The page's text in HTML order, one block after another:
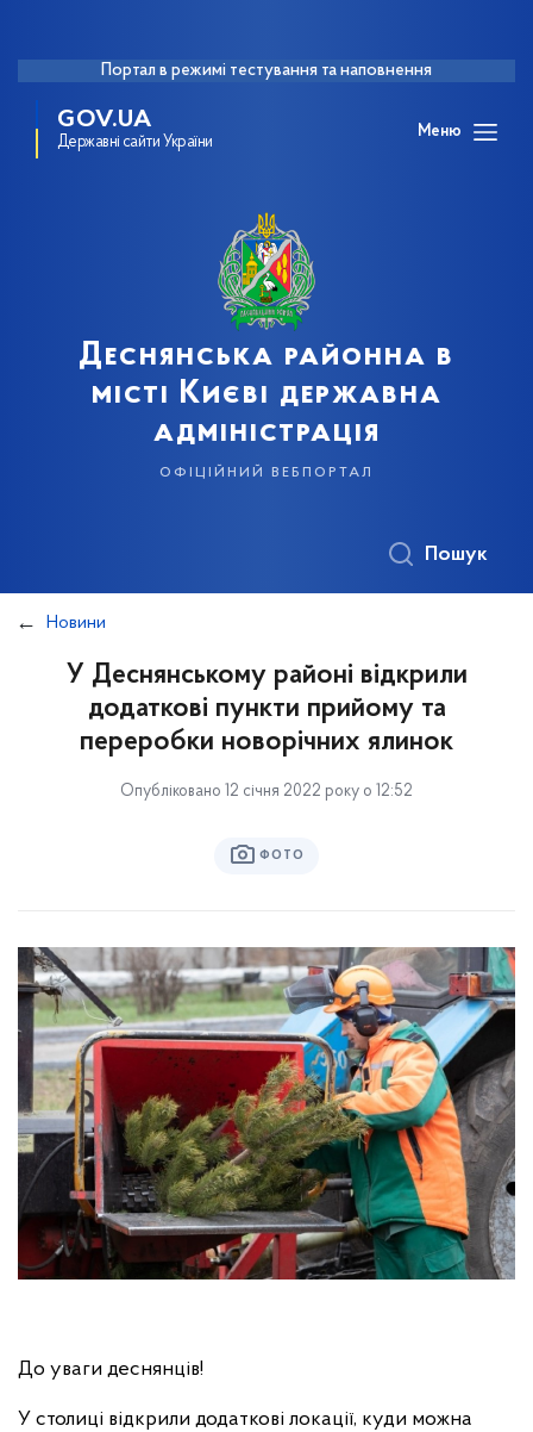
Портал в режимі тестування та наповнення
GOV.UA
Державні сайти України
Меню
Деснянська районна в
місті Києві державна
адміністрація
офіційний вебпортал
Пошук
Новини
У Деснянському районі відкрили
додаткові пункти прийому та
переробки новорічних ялинок
Опубліковано 12 січня 2022 року о 12:52
ФОТО
До уваги деснянців!
У столиці відкрили додаткові локації, куди можна